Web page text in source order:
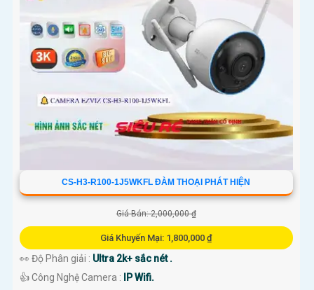
CS-H3-R100-1J5WKFL ĐÀM THOẠI PHÁT HIỆN
Giá Bán: 2,000,000 ₫
Giá Khuyến Mại: 1,800,000 ₫
👀 Độ Phân giải : Ultra 2k+ sắc nét .
👍 Công Nghệ Camera :
IP Wifi.